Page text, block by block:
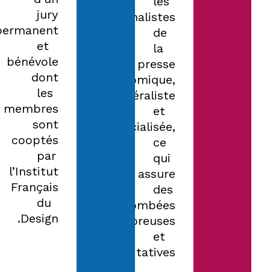
journalistes
de
la
presse
économique,
généraliste
et
spécialisée,
ce
qui
assure
des
retombées
nombreuses
et
qualitatives.
jury
et
bénévole
dont
les
membres
sont
cooptés
par
l’Institut
Français
du
Design.